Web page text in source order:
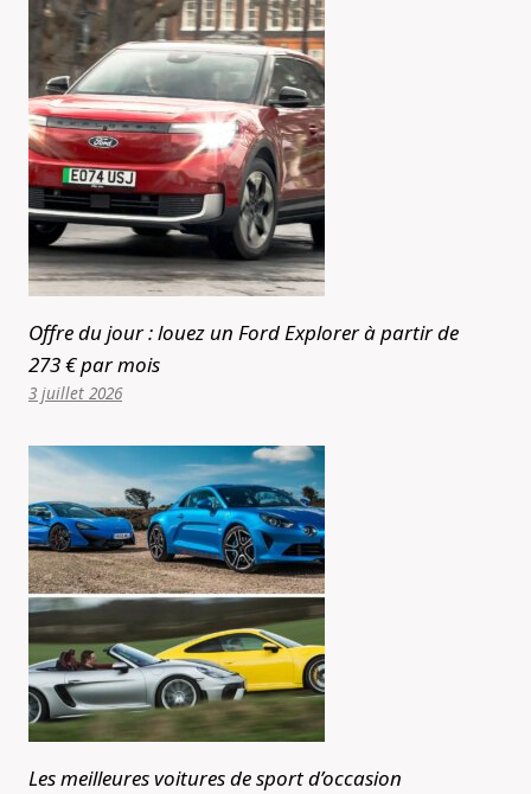
Offre du jour : louez un Ford Explorer à partir de
273 € par mois
3 juillet 2026
Les meilleures voitures de sport d’occasion